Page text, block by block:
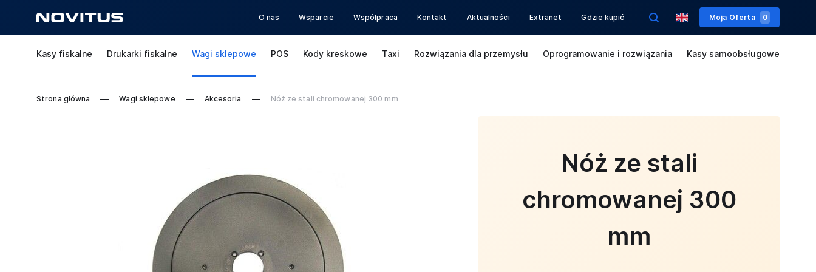
O nas Wsparcie Współpraca Kontakt Aktualności Extranet Gdzie kupić Moja Oferta 0
Kasy fiskalne Drukarki fiskalne Wagi sklepowe POS Kody kreskowe Taxi Rozwiązania dla przemysłu Oprogramowanie i rozwiązania Kasy samoobsługowe
Strona główna Wagi sklepowe Akcesoria Nóż ze stali chromowanej 300 mm
Nóż ze stali
chromowanej 300
mm